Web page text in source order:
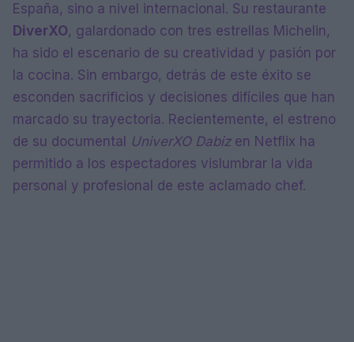
España, sino a nivel internacional. Su restaurante
DiverXO, galardonado con tres estrellas Michelin,
ha sido el escenario de su creatividad y pasión por
la cocina. Sin embargo, detrás de este éxito se
esconden sacrificios y decisiones difíciles que han
marcado su trayectoria. Recientemente, el estreno
de su documental UniverXO Dabizen Netflix ha
permitido a los espectadores vislumbrar la vida
personal y profesional de este aclamado chef.